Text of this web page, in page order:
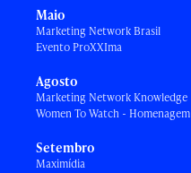
Maio
Marketing Network Brasil
Evento ProXXIma
Agosto
Marketing Network Knowledge
Women To Watch - Homenagem
Setembro
Maximídia